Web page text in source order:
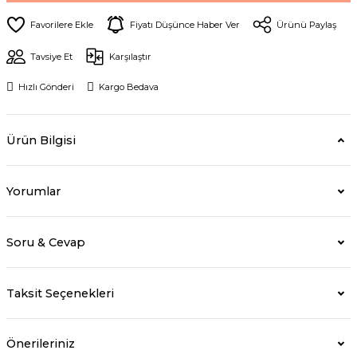
Fiyatı Düşünce Haber Ver Ürünü Paylaş
Tavsiye Et Karşılaştır
Hızlı Gönderi Kargo Bedava
Ürün Bilgisi
Yorumlar
Soru & Cevap
Taksit Seçenekleri
Önerileriniz